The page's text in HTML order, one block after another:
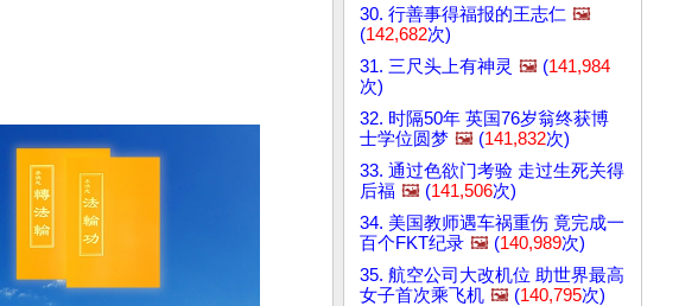
30. 行善事得福报的王志仁 🖼️
(142,682次)
31. 三尺头上有神灵 🖼️ (141,984
次)
32. 时隔50年 英国76岁翁终获博
士学位圆梦 🖼️ (141,832次)
33. 通过色欲门考验 走过生死关得
后福 🖼️ (141,506次)
34. 美国教师遇车祸重伤 竟完成一
百个FKT纪录 🖼️ (140,989次)
35. 航空公司大改机位 助世界最高
女子首次乘飞机 🖼️ (140,795次)